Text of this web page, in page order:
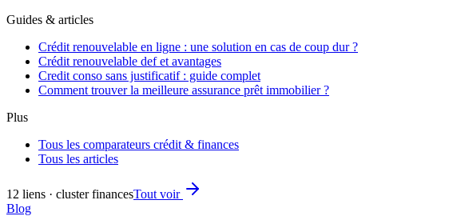
Guides & articles
Crédit renouvelable en ligne : une solution en cas de coup dur ?
Crédit renouvelable def et avantages
Credit conso sans justificatif : guide complet
Comment trouver la meilleure assurance prêt immobilier ?
Plus
Tous les comparateurs crédit & finances
Tous les articles
12 liens · cluster financesTout voir
Blog